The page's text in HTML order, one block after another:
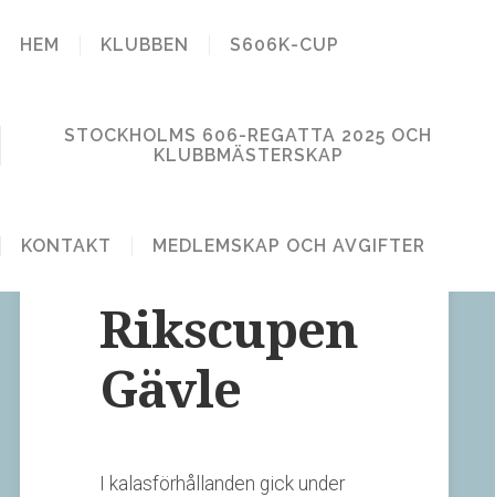
HEM KLUBBEN S606K-CUP
STOCKHOLMS 606-REGATTA 2025 OCH
KLUBBMÄSTERSKAP
KONTAKT MEDLEMSKAP OCH AVGIFTER
STOCKHOLM
606 KLUBB
1 kommentar
Rikscupen
Gävle
I kalasförhållanden gick under